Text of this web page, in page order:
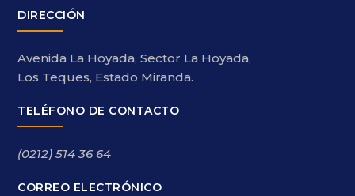
DIRECCIÓN
Avenida La Hoyada, Sector La Hoyada,
Los Teques, Estado Miranda.
TELÉFONO DE CONTACTO
(0212) 514 36 64
CORREO ELECTRÓNICO